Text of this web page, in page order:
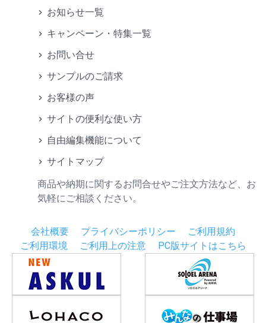
お知らせ一覧
キャンペーン・特集一覧
お問い合せ
サンプルのご請求
お客様の声
サイトの便利な使い方
自由編集機能について
サイトマップ
商品や納期に関するお問合せやご注文方法など、お
気軽にご相談ください。
会社概要 プライバシーポリシー
ご利用規約
ご利用環境
ご利用上の注意 PC版サイトはこちら